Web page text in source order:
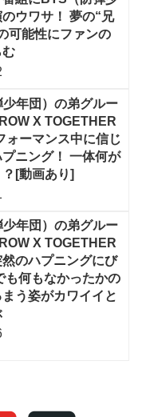
ウワサ！ 夢の“兄
可能性にファンの
む
少年団）の弟グルー
X TOGETHER
ォーマンス中に信じ
ニング！ 一体何が
[動画あり]
少年団）の弟グルー
X TOGETHER
のハプニングにび
何もなかったかの
う姿がカワイイと